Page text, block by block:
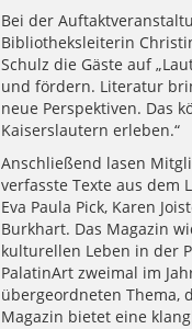
Bei der
Bibliotheksleiterin
Schulz die Gäste auf
und fördern. Literatur
neue Perspektiven. Das
Kaiserslautern erleben.“
Anschließend lasen
verfasste Texte aus dem
Eva Paula Pick, Karen
Burkhart. Das Magazin
kulturellen Leben in der
PalatinArt zweimal im
übergeordneten Thema,
Magazin bietet eine